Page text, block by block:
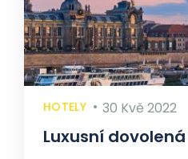
HOTELY 30 Kvě 2022
Luxusní